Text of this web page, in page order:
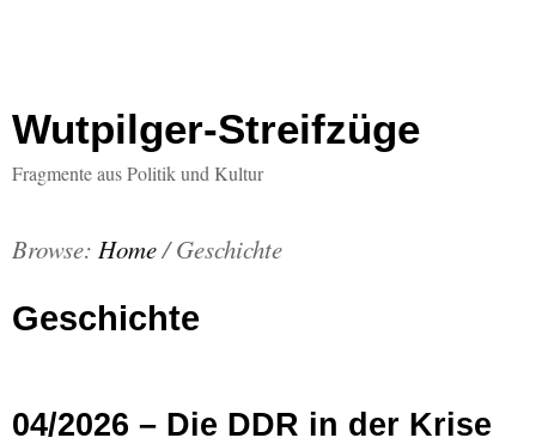
Wutpilger-Streifzüge
Fragmente aus Politik und Kultur
Browse: Home/ Geschichte
Geschichte
04/2026 – Die DDR in der Krise